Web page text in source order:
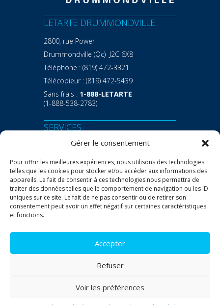
Gérer le consentement
Pour offrir les meilleures expériences, nous utilisons des technologies
telles que les cookies pour stocker et/ou accéder aux informations des
appareils. Le fait de consentir à ces technologies nous permettra de
traiter des données telles que le comportement de navigation ou les ID
uniques sur ce site. Le fait de ne pas consentir ou de retirer son
consentement peut avoir un effet négatif sur certaines caractéristiques
et fonctions.
Accepter
Refuser
Voir les préférences
LETARTE DRUMMONDVILLE
2800, rue Power
Drummondville (Qc) J2C 6X8
Téléphone : (819) 472-3321
Télécopieur : (819) 472-5439
Sans frais : 1-888-LETARTE
(1-888-538-2783)
SERVICES
Transport
Entreposage
OUTILS
Demande de taux
Politique de témoins
Politique de confidentialité
© Letarte Drummondville 2026 Tous droits réservés